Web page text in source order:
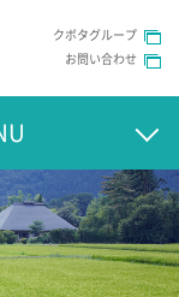
クボタグループ
お問い合わせ